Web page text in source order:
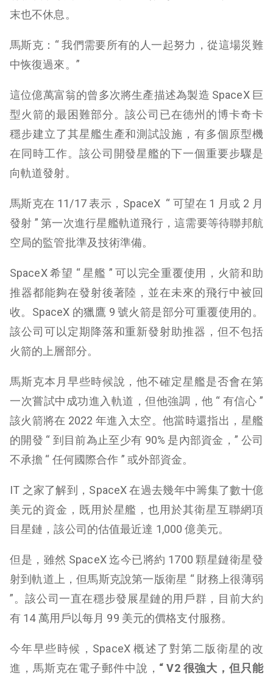
末也不休息。
馬斯克：“ 我們需要所有的人一起努力，從這場災難
中恢復過來。”
這位億萬富翁的曾多次將生產描述為製造 SpaceX 巨
型火箭的最困難部分。該公司已在德州的博卡奇卡
穩步建立了其星艦生產和測試設施，有多個原型機
在同時工作。該公司開發星艦的下一個重要步驟是
向軌道發射。
馬斯克在 11/17 表示，SpaceX “ 可望在 1 月或 2 月
發射 ” 第一次進行星艦軌道飛行，這需要等待聯邦航
空局的監管批準及技術準備。
SpaceX 希望 “ 星艦 ” 可以完全重覆使用，火箭和助
推器都能夠在發射後著陸，並在未來的飛行中被回
收。SpaceX 的獵鷹 9 號火箭是部分可重覆使用的。
該公司可以定期降落和重新發射助推器，但不包括
火箭的上層部分。
馬斯克本月早些時候說，他不確定星艦是否會在第
一次嘗試中成功進入軌道，但他強調，他 “ 有信心 ”
該火箭將在 2022 年進入太空。他當時還指出，星艦
的開發 “ 到目前為止至少有 90% 是內部資金，” 公司
不承擔 “ 任何國際合作 ” 或外部資金。
IT 之家了解到，SpaceX 在過去幾年中籌集了數十億
美元的資金，既用於星艦，也用於其衛星互聯網項
目星鏈，該公司的估值最近達 1,000 億美元。
但是，雖然 SpaceX 迄今已將約 1700 顆星鏈衛星發
射到軌道上，但馬斯克說第一版衛星 “ 財務上很薄弱
”。該公司一直在穩步發展星鏈的用戶群，目前大約
有 14 萬用戶以每月 99 美元的價格支付服務。
今年早些時候，SpaceX 概述了對第二版衛星的改
進，馬斯克在電子郵件中說， “ V2 很強大，但只能